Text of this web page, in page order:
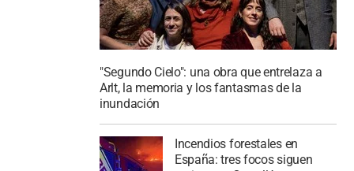
"Segundo Cielo": una obra que entrelaza a
Arlt, la memoria y los fantasmas de la
inundación
Incendios forestales en
España: tres focos siguen